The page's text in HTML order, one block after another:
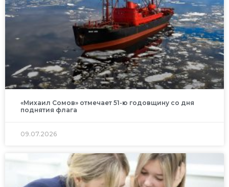
«Михаил Сомов» отмечает 51-ю годовщину со дня
поднятия флага
09.07.2026